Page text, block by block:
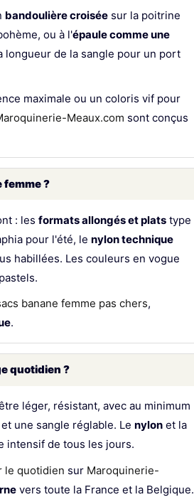
cette saison ?
?
bandoulière croisée sur la poitrine
ou à l'épaule comme une
longueur de la sangle pour un port
maximale ou un coloris vif pour
Meaux.com sont conçus
femme ?
: les formats allongés et plats type
pour l'été, le nylon technique
habillées. Les couleurs en vogue
banane femme pas chers,
.
quotidien ?
léger, résistant, avec au minimum
une sangle réglable. Le nylon et la
intensif de tous les jours.
le quotidien sur Maroquinerie-
vers toute la France et la Belgique.